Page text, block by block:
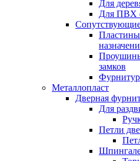
Для
Для ПВХ
замков
Металлопласт
Дверная
Для
Петли